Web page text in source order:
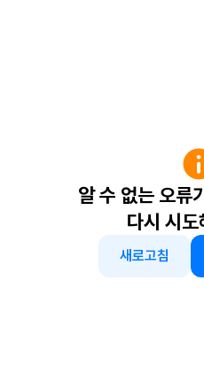
알 수 없는 오류
다시 시
새로고침